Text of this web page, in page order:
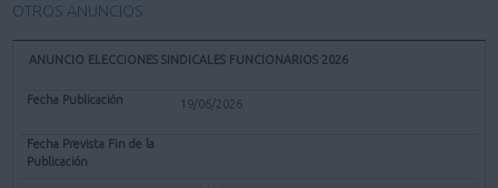
OTROS ANUNCIOS
ANUNCIO ELECCIONES SINDICALES FUNCIONARIOS 2026
19/06/2026